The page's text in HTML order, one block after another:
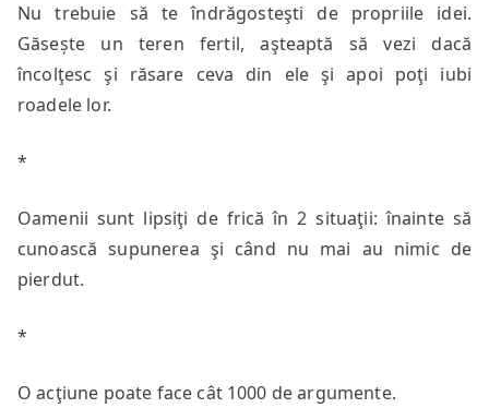
Nu trebuie să te îndrăgosteşti de propriile idei.
Găsește un teren fertil, aşteaptă să vezi dacă
încolţesc şi răsare ceva din ele şi apoi poţi iubi
roadele lor.
*
Oamenii sunt lipsiţi de frică în 2 situaţii: înainte să
cunoască supunerea şi când nu mai au nimic de
pierdut.
*
O acţiune poate face cât 1000 de argumente.